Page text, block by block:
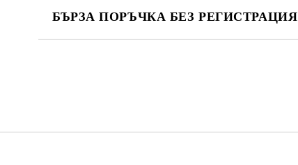
БЪРЗА ПОРЪЧКА БЕЗ РЕГИСТРАЦИЯ